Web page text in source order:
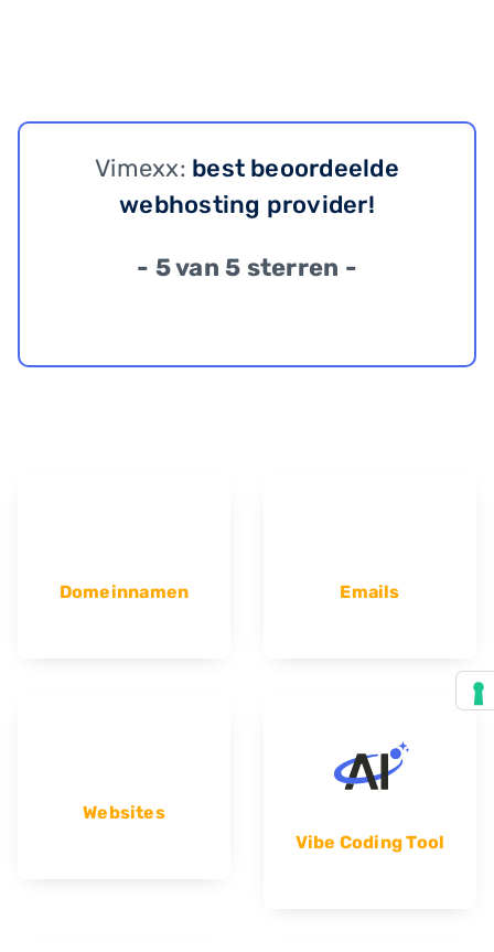
Vimexx: best beoordeelde
webhosting provider!
- 5 van 5 sterren -
Domeinnamen Emails
Websites
Vibe Coding Tool